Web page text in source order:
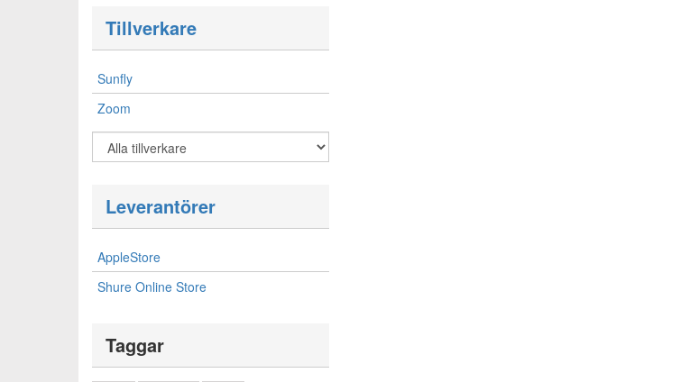
Tillverkare
Sunfly
Zoom
Leverantörer
AppleStore
Shure Online Store
Taggar